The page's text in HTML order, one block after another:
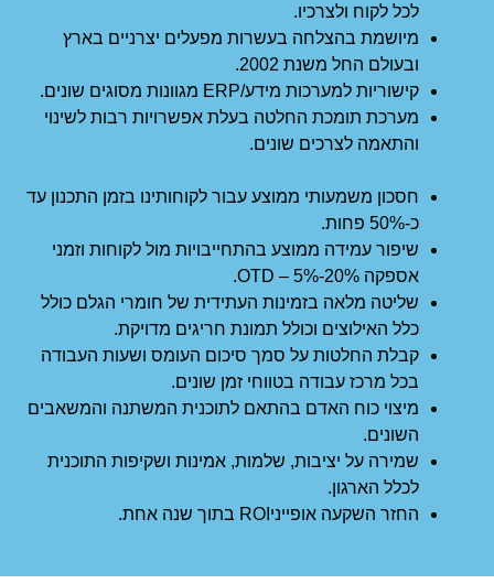
לכל לקוח ולצרכיו.
מיושמת בהצלחה בעשרות מפעלים יצרניים בארץ
ובעולם החל משנת 2002.
קישוריות למערכות מידע/ERP מגוונות מסוגים שונים.
מערכת תומכת החלטה בעלת אפשרויות רבות לשינוי
והתאמה לצרכים שונים.
חסכון משמעותי ממוצע עבור לקוחותינו בזמן התכנון עד
כ-50% פחות.
שיפור עמידה ממוצע בהתחייבויות מול לקוחות וזמני
אספקה OTD – 5%-20%.
שליטה מלאה בזמינות העתידית של חומרי הגלם כולל
כלל האילוצים וכולל תמונת חריגים מדויקת.
קבלת החלטות על סמך סיכום העומס ושעות העבודה
בכל מרכז עבודה בטווחי זמן שונים.
מיצוי כוח האדם בהתאם לתוכנית המשתנה והמשאבים
השונים.
שמירה על יציבות, שלמות, אמינות ושקיפות התוכנית
לכלל הארגון.
החזר השקעה אופייניROI בתוך שנה אחת.